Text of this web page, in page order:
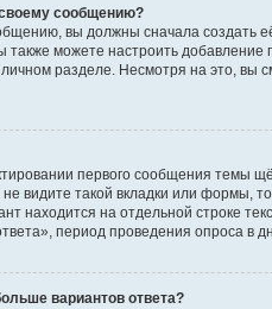
сообщению?
вы должны сначала создать
также можете настроить
разделе. Несмотря на это,
первого сообщения темы
видите такой вкладки или формы,
находится на отдельной строке
период проведения опроса в
вариантов ответа?